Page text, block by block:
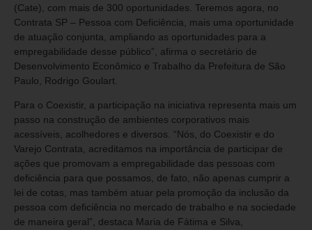
(Cate), com mais de 300 oportunidades. Teremos agora, no
Contrata SP – Pessoa com Deficiência, mais uma oportunidade
de atuação conjunta, ampliando as oportunidades para a
empregabilidade desse público”, afirma o secretário de
Desenvolvimento Econômico e Trabalho da Prefeitura de São
Paulo, Rodrigo Goulart.
Para o Coexistir, a participação na iniciativa representa mais um
passo na construção de ambientes corporativos mais
acessíveis, acolhedores e diversos. “Nós, do Coexistir e do
Varejo Contrata, acreditamos na importância de participar de
ações que promovam a empregabilidade das pessoas com
deficiência para que possamos, de fato, não apenas cumprir a
lei de cotas, mas também atuar pela promoção da inclusão da
pessoa com deficiência no mercado de trabalho e na sociedade
de maneira geral”, destaca Maria de Fátima e Silva,